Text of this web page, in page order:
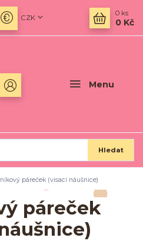
Menu
CZK
Hledat
0 ks
0 Kč
páreček (visací náušnice)
páreček